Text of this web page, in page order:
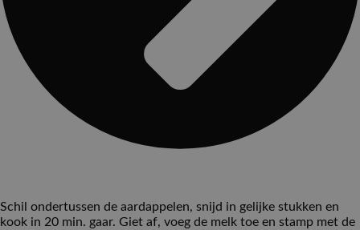
Schil ondertussen de aardappelen, snijd in gelijke stukken en
kook in 20 min. gaar. Giet af, voeg de melk toe en stamp met de